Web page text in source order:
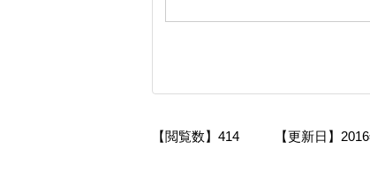
【閲覧数】 414 【更新日】